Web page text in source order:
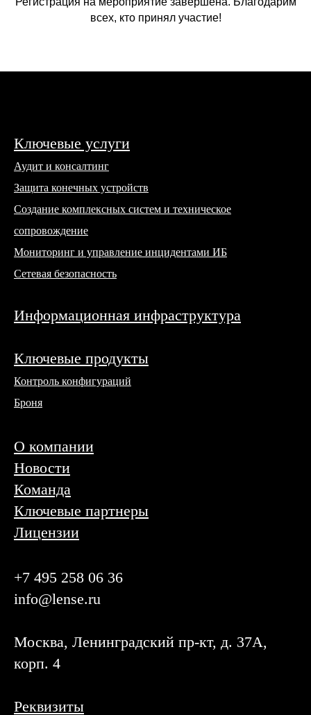
всех, кто принял участие!
Ключевые услуги
Аудит и консалтинг
Защита конечных устройств
Создание комплексных систем и техническое
сопровождение
Мониторинг и управление инцидентами ИБ
Сетевая безопасность
Информационная инфраструктура
Ключевые продукты
Контроль конфигураций
Броня
О компании
Новости
Команда
Ключевые партнеры
Лицензии
+7 495 258 06 36
info@lense.ru
Москва, Ленинградский пр-кт, д. 37А,
корп. 4
Реквизиты